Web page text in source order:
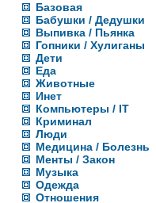
Базовая
Бабушки / Дедушки
Выпивка / Пьянка
Гопники / Хулиганы
Дети
Еда
Животные
Инет
Компьютеры / IT
Криминал
Люди
Медицина / Болезнь
Менты / Закон
Музыка
Одежда
Отношения